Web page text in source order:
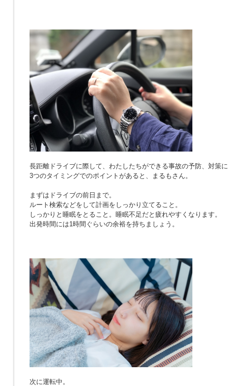
長距離ドライブに際して、わたしたちができる事故の予防、対策
3つのタイミングでのポイントがあると、まるもさん。
まずはドライブの前日まで。
ルート検索などをして計画をしっかり立てること。
しっかりと睡眠をとること。睡眠不足だと疲れやすくなります。
出発時間には1時間ぐらいの余裕を持ちましょう。
次に運転中。